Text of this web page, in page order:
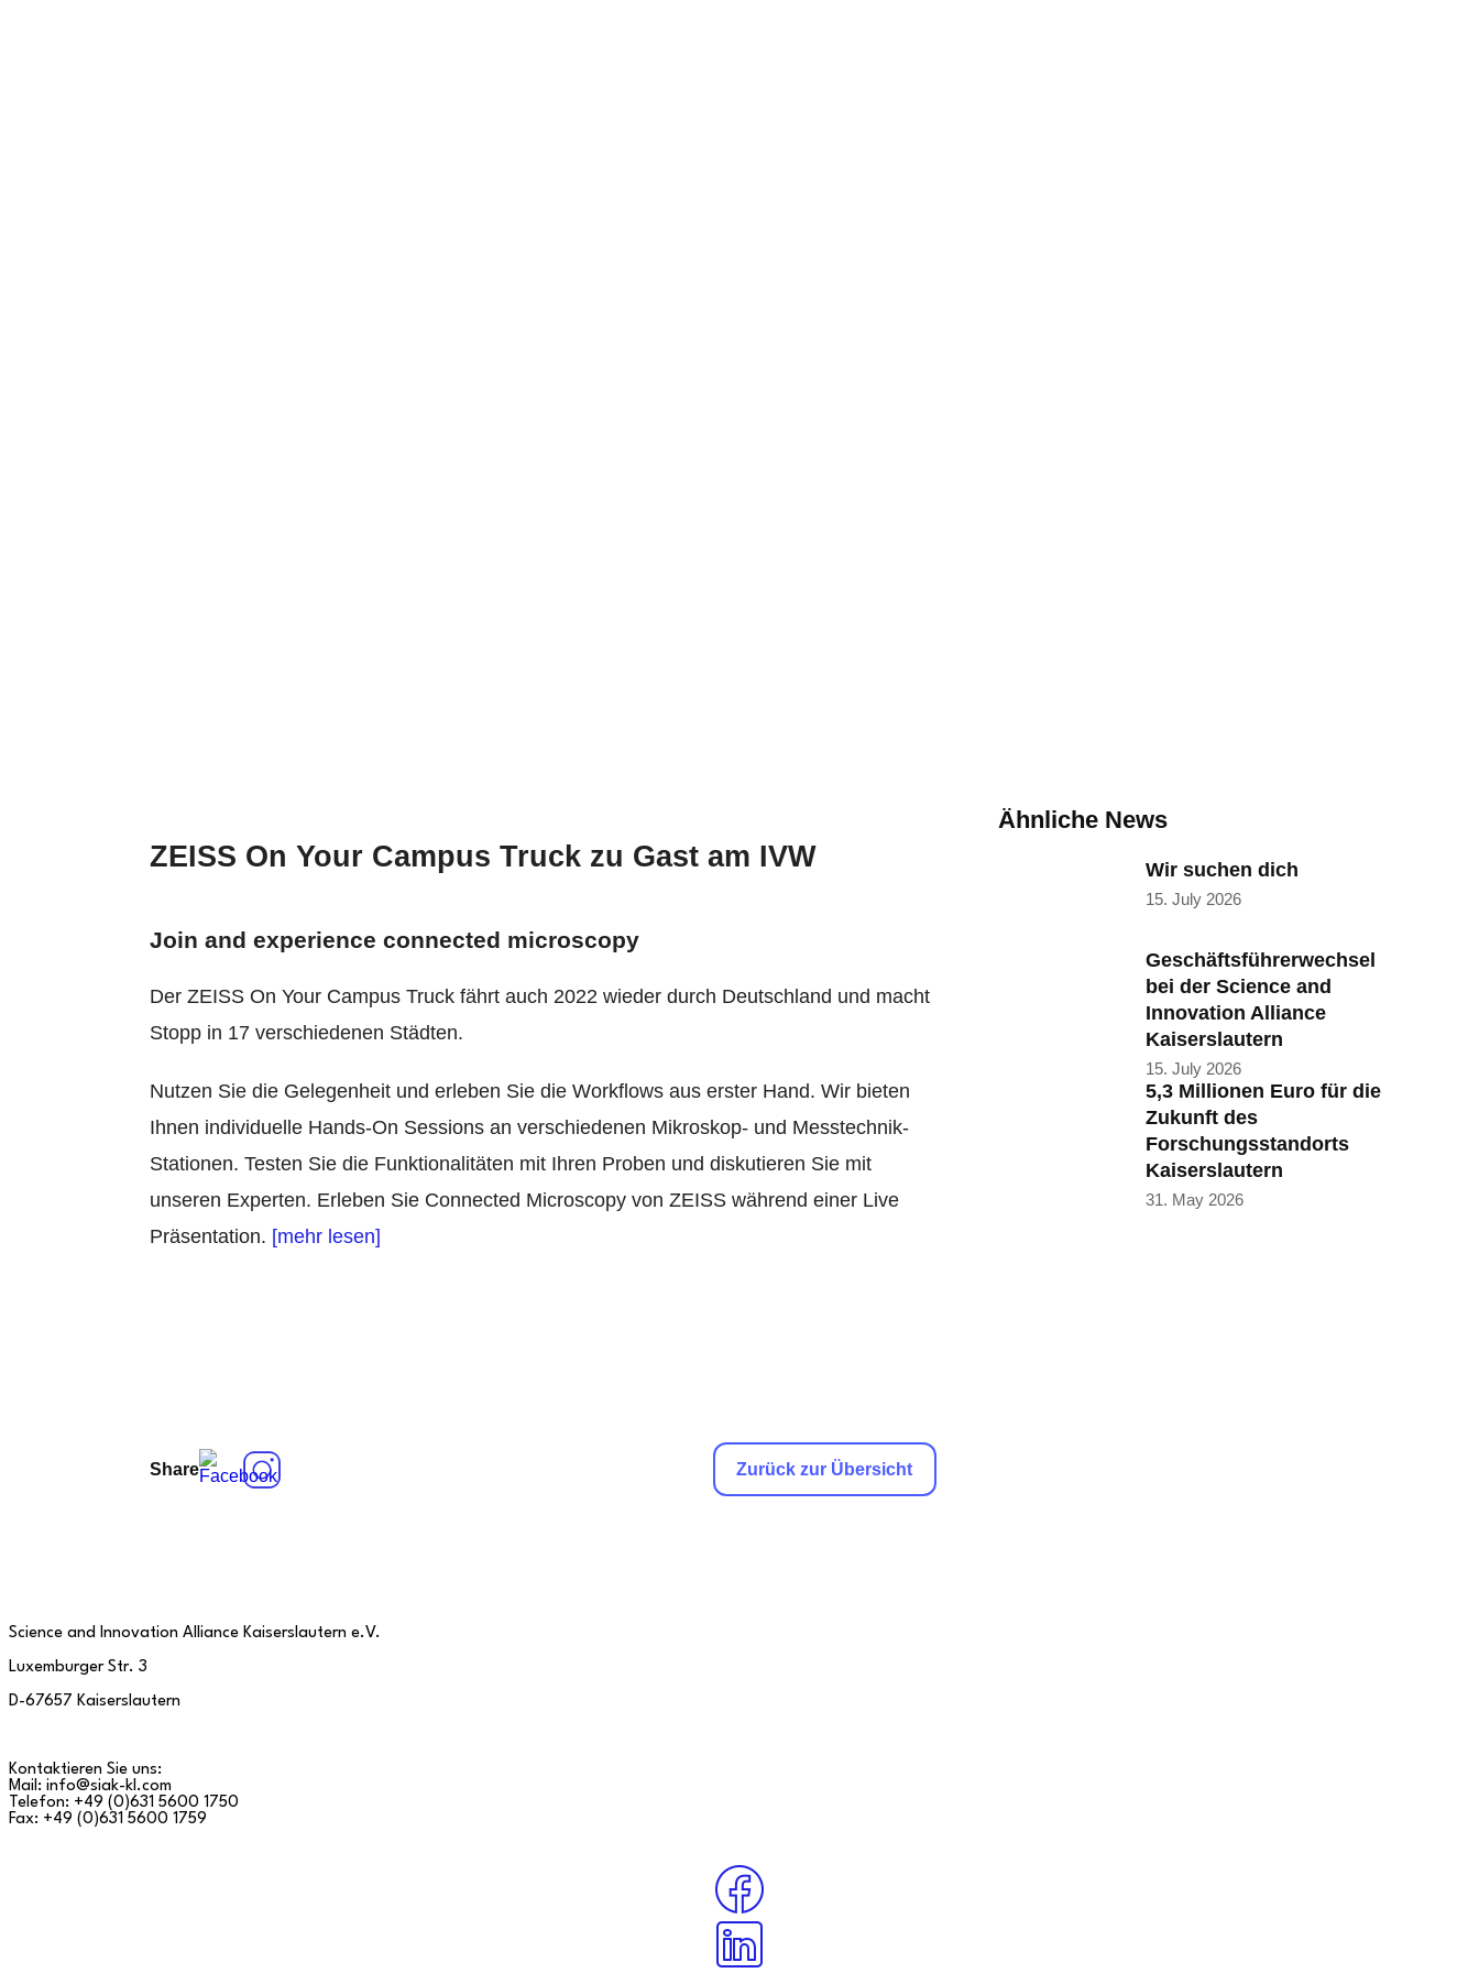
ZEISS On Your Campus Truck zu Gast am IVW
Join and experience connected microscopy
Der ZEISS On Your Campus Truck fährt auch 2022 wieder durch Deutschland und macht
Stopp in 17 verschiedenen Städten.
Nutzen Sie die Gelegenheit und erleben Sie die Workflows aus erster Hand. Wir bieten
Ihnen individuelle Hands-On Sessions an verschiedenen Mikroskop- und Messtechnik-
Stationen. Testen Sie die Funktionalitäten mit Ihren Proben und diskutieren Sie mit
unseren Experten. Erleben Sie Connected Microscopy von ZEISS während einer Live
Präsentation. [mehr lesen]
Share Zurück zur Übersicht
Ähnliche News
Wir suchen dich
15. July 2026
Geschäftsführerwechsel
bei der Science and
Innovation Alliance
Kaiserslautern
15. July 2026
5,3 Millionen Euro für die
Zukunft des
Forschungsstandorts
Kaiserslautern
31. May 2026
Science and Innovation Alliance Kaiserslautern e.V.
Luxemburger Str. 3
D-67657 Kaiserslautern
Kontaktieren Sie uns:
Mail: info@siak-kl.com
Telefon: +49 (0)631 5600 1750
Fax: +49 (0)631 5600 1759